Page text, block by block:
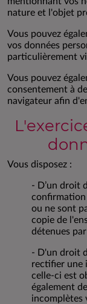
nature et l'objet
Vous pouvez
vos données
particulièrement
Vous pouvez
consentement à
navigateur afin
Vous disposez :
- D’un droit
confirmation
ou ne sont
copie de
détenues
- D'un droit
rectifier une
celle-ci est
également
incomplètes